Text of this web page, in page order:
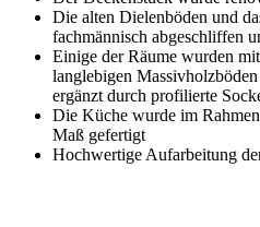
Die alten Dielenböden und
fachmännisch abgeschliffen
Einige der Räume wurden
langlebigen
ergänzt durch profilierte
Die Küche wurde im
Maß gefertigt
Hochwertige Aufarbeitung